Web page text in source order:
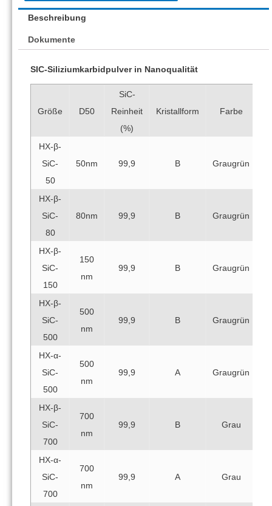
Beschreibung
Dokumente
SIC-Siliziumkarbidpulver in Nanoqualität
Größe D50
SiC-
Reinheit
(%)
Kristallform Farbe
HX-β-
SiC-
50
50nm 99,9 B Graugrün
HX-β-
SiC-
80
80nm 99,9 B Graugrün
HX-β-
SiC-
150
150
nm
99,9 B Graugrün
HX-β-
SiC-
500
500
nm
99,9 B Graugrün
HX-α-
SiC-
500
500
nm
99,9 A Graugrün
HX-β-
SiC-
700
700
nm
99,9 B Grau
HX-α-
SiC-
700
700
nm
99,9 A Grau